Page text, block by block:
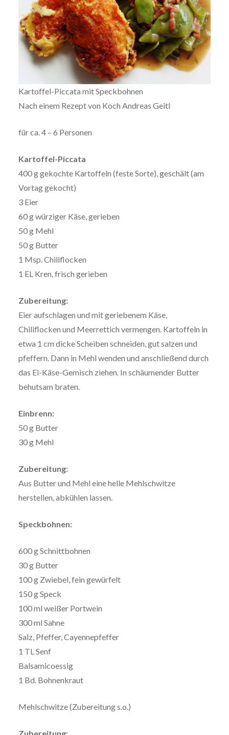
Kartoffel-Piccata mit Speckbohnen
Nach einem Rezept von Koch Andreas Geitl
für ca. 4 – 6 Personen
Kartoffel-Piccata
400 g gekochte Kartoffeln (feste Sorte), geschält (am
Vortag gekocht)
3 Eier
60 g würziger Käse, gerieben
50 g Mehl
50 g Butter
1 Msp. Chiliflocken
1 EL Kren, frisch gerieben
Zubereitung:
Eier aufschlagen und mit geriebenem Käse,
Chiliflocken und Meerrettich vermengen. Kartoffeln in
etwa 1 cm dicke Scheiben schneiden, gut salzen und
pfeffern. Dann in Mehl wenden und anschließend durch
das Ei-Käse-Gemisch ziehen. In schäumender Butter
behutsam braten.
Einbrenn:
50 g Butter
30 g Mehl
Zubereitung:
Aus Butter und Mehl eine helle Mehlschwitze
herstellen, abkühlen lassen.
Speckbohnen:
600 g Schnittbohnen
30 g Butter
100 g Zwiebel, fein gewürfelt
150 g Speck
100 ml weißer Portwein
300 ml Sahne
Salz, Pfeffer, Cayennepfeffer
1 TL Senf
Balsamicoessig
1 Bd. Bohnenkraut
Mehlschwitze (Zubereitung s.o.)